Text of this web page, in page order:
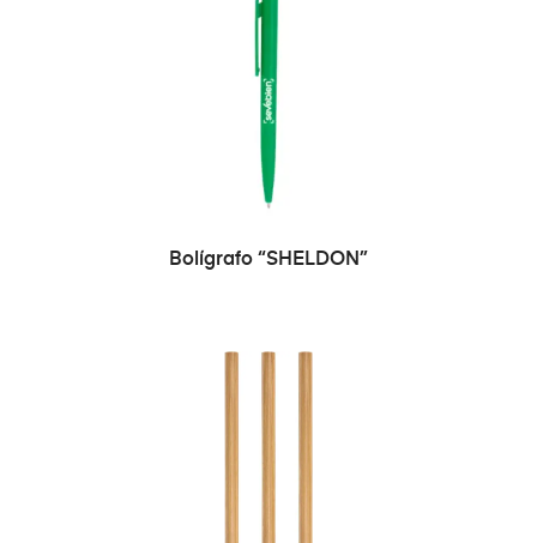
SELECCIONAR OPCIONES
Bolígrafo “SHELDON”